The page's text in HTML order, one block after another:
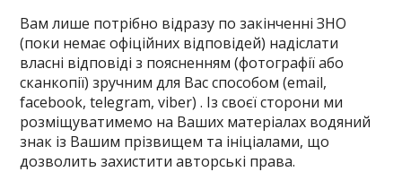
Вам лише потрібно відразу по закінченні ЗНО
(поки немає офіційних відповідей) надіслати
власні відповіді з поясненням (фотографії або
сканкопії) зручним для Вас способом (email,
facebook, telegram, viber) . Із своєї сторони ми
розміщуватимемо на Ваших матеріалах водяний
знак із Вашим прізвищем та ініціалами, що
дозволить захистити авторські права.